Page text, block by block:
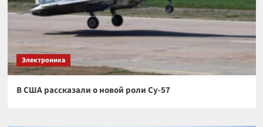
Электроника
В США рассказали о новой роли Су-57